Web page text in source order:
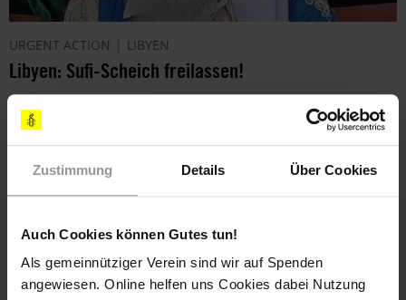
Zustimmung Details Über Cookies
Auch Cookies können Gutes tun!
Als gemeinnütziger Verein sind wir auf Spenden
angewiesen. Online helfen uns Cookies dabei Nutzung
URGENT ACTION LIBYEN
Libyen: Sufi-Scheich freilassen!
Der Sufi-Scheich Muftah Al-Amin Al-Biju ist seit über einem
Jahr "verschwunden", nachdem er festgenommen wurde.